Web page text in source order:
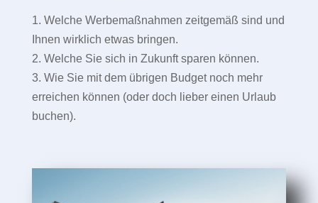
1. Welche Werbemaßnahmen zeitgemäß sind und
Ihnen wirklich etwas bringen.
2. Welche Sie sich in Zukunft sparen können.
3. Wie Sie mit dem übrigen Budget noch mehr
erreichen können (oder doch lieber einen Urlaub
buchen).